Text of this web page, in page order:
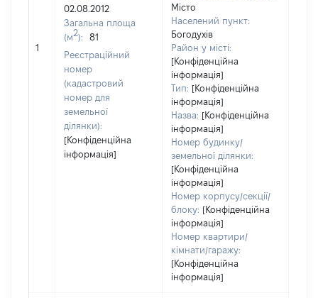
1
02.08.2012
Загальна площа
(м2):
81
Реєстраційний
номер
(кадастровий
номер для
земельної
ділянки):
[Конфіденційна
інформація]
Місто
Населений пункт:
Богодухів
Район у місті:
[Конфіденційна
інформація]
Тип: [Конфіденційна
інформація]
Назва: [Конфіденційна
інформація]
Номер будинку/
земельної ділянки:
[Конфіденційна
інформація]
Номер корпусу/секції/
блоку: [Конфіденційна
інформація]
Номер квартири/
кімнати/гаражу:
[Конфіденційна
інформація]